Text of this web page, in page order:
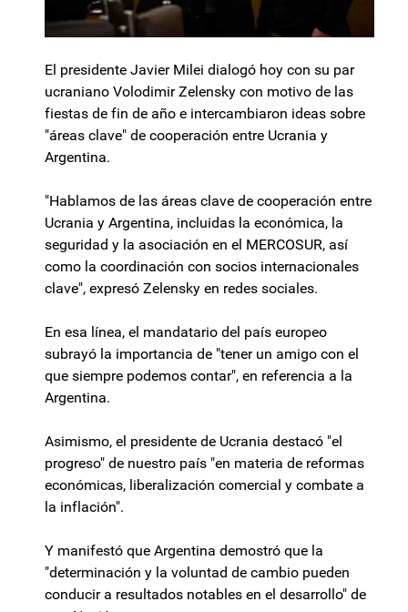
El presidente Javier Milei dialogó hoy con su par
ucraniano Volodimir Zelensky con motivo de las
fiestas de fin de año e intercambiaron ideas sobre
"áreas clave" de cooperación entre Ucrania y
Argentina.
"Hablamos de las áreas clave de cooperación entre
Ucrania y Argentina, incluidas la económica, la
seguridad y la asociación en el MERCOSUR, así
como la coordinación con socios internacionales
clave", expresó Zelensky en redes sociales.
En esa línea, el mandatario del país europeo
subrayó la importancia de "tener un amigo con el
que siempre podemos contar", en referencia a la
Argentina.
Asimismo, el presidente de Ucrania destacó "el
progreso" de nuestro país "en materia de reformas
económicas, liberalización comercial y combate a
la inflación".
Y manifestó que Argentina demostró que la
"determinación y la voluntad de cambio pueden
conducir a resultados notables en el desarrollo" de